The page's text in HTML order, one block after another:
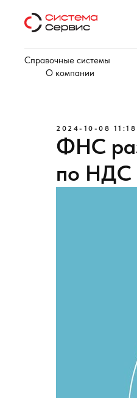
Справочные системы
О компании
2024-10-08 11:18
ФНС
по НДС